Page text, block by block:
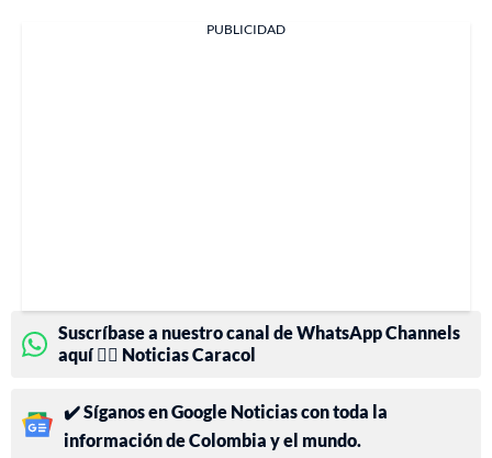
PUBLICIDAD
Suscríbase a nuestro canal de WhatsApp Channels
aquí 👉🏻 Noticias Caracol
✔️ Síganos en Google Noticias con toda la
información de Colombia y el mundo.